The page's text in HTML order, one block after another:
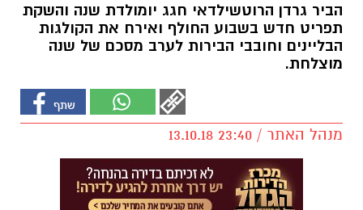
הביר גרדן הרוטשילדאי חגג יומולדת שנה והשקת
תפריט חדש בשבוע החולף ואירח את הקולגות
הבליינים וחובבי הבירות לערב מסכם של שנה
מוצלחת.
מנהל האתר / 23:40 13.10.18